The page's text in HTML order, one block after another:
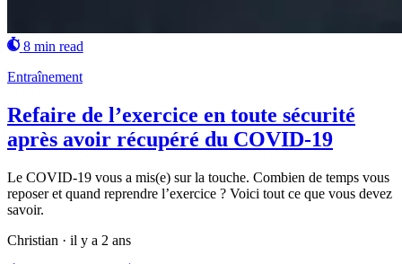
8 min read
Entraînement
Refaire de l’exercice en toute sécurité
après avoir récupéré du COVID-19
Le COVID-19 vous a mis(e) sur la touche. Combien de temps vous
reposer et quand reprendre l’exercice ? Voici tout ce que vous devez
savoir.
Christian · il y a 2 ans